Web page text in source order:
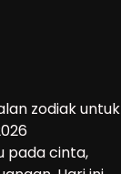
zodiak untuk
pada cinta,